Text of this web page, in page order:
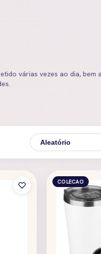
várias vezes ao dia, bem
COLECAO